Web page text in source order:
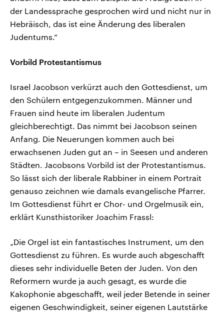
der Landessprache gesprochen wird und nicht nur in
Hebräisch, das ist eine Änderung des liberalen
Judentums.“
Vorbild Protestantismus
Israel Jacobson verkürzt auch den Gottesdienst, um
den Schülern entgegenzukommen. Männer und
Frauen sind heute im liberalen Judentum
gleichberechtigt. Das nimmt bei Jacobson seinen
Anfang. Die Neuerungen kommen auch bei
erwachsenen Juden gut an – in Seesen und anderen
Städten. Jacobsons Vorbild ist der Protestantismus.
So lässt sich der liberale Rabbiner in einem Portrait
genauso zeichnen wie damals evangelische Pfarrer.
Im Gottesdienst führt er Chor- und Orgelmusik ein,
erklärt Kunsthistoriker Joachim Frassl:
„Die Orgel ist ein fantastisches Instrument, um den
Gottesdienst zu führen. Es wurde auch abgeschafft
dieses sehr individuelle Beten der Juden. Von den
Reformern wurde ja auch gesagt, es wurde die
Kakophonie abgeschafft, weil jeder Betende in seiner
eigenen Geschwindigkeit, seiner eigenen Lautstärke